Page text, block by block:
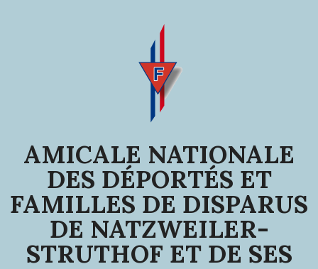
AMICALE NATIONALE
DES DÉPORTÉS ET
FAMILLES DE DISPARUS
DE NATZWEILER-
STRUTHOF ET DE SES